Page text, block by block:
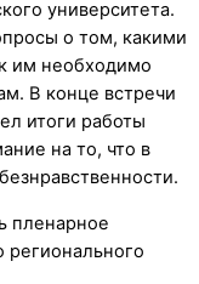
университета.
о том, какими
им необходимо
В конце встречи
итоги работы
на то, что в
пленарное
регионального